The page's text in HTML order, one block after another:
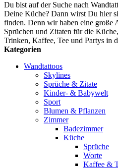
Du bist auf der Suche nach
Deine Küche? Dann wirst Du hier
finden. Denn wir haben eine große
Sprüchen und Zitaten für die
Trinken, Kaffee, Tee und Partys in
Kategorien
Wandtattoos
Skylines
Sprüche & Zitate
Kinder- & Babywelt
Sport
Blumen & Pflanzen
Zimmer
Badezimmer
Küche
Sprüche
Worte
Kaffee &